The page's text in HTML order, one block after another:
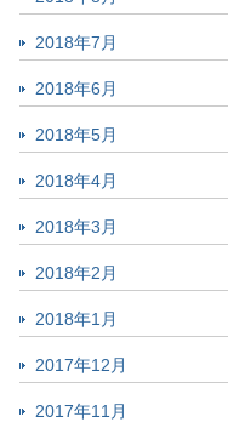
2018年7月
2018年6月
2018年5月
2018年4月
2018年3月
2018年2月
2018年1月
2017年12月
2017年11月